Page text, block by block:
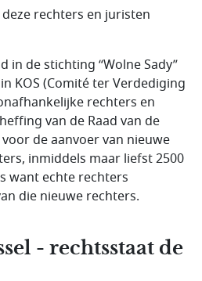
rechters en juristen
in de stichting “Wolne Sady”
KOS (Comité ter Verdediging
rechters en
van de Raad van de
de aanvoer van nieuwe
inmiddels maar liefst 2500
want echte rechters
die nieuwe rechters.
- rechtsstaat de